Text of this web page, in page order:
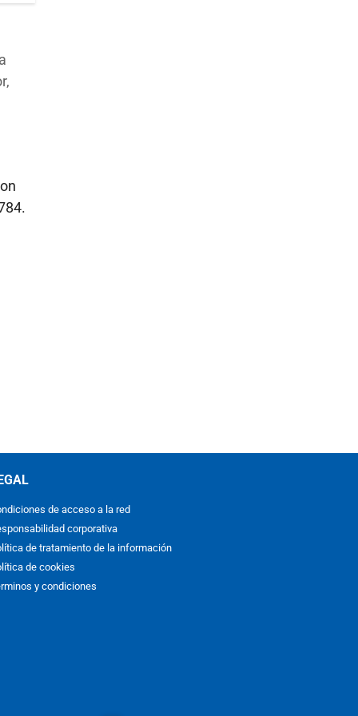
de acceso a la red
corporativa
de tratamiento de la información
de cookies
y condiciones